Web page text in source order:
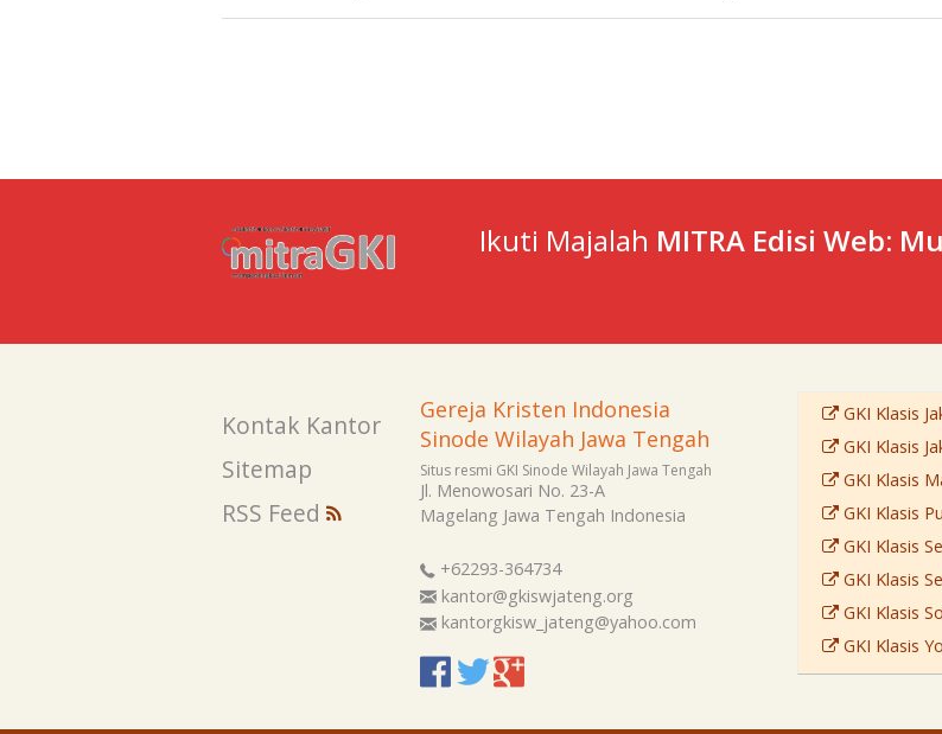
Ikuti Majalah MITRA Edisi Web:
Kontak Kantor
Sitemap
RSS Feed
Gereja Kristen Indonesia
Sinode Wilayah Jawa Tengah
Situs resmi GKI Sinode Wilayah Jawa Tengah
Jl. Menowosari No. 23-A
Magelang Jawa Tengah Indonesia
+62293-364734
kantor@gkiswjateng.org
kantorgkisw_jateng@yahoo.com
GKI Klasis
GKI Klasis
GKI Klasis
GKI Klasis
GKI Klasis
GKI Klasis
GKI Klasis
GKI Klasis